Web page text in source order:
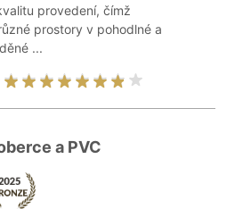
provedení, čímž
prostory v pohodlné a
...
a PVC